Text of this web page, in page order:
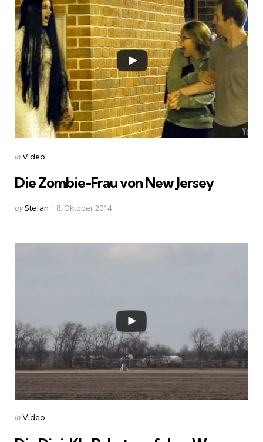
Categories
Posted
inVideo
Die Zombie-Frau von New Jersey
Posted
by Stefan 8. Oktober 2014
Categories
Posted
inVideo